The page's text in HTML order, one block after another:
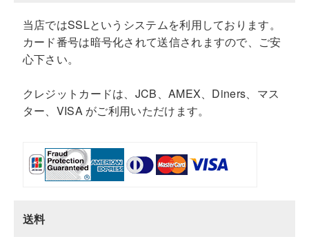
当店ではSSLというシステムを利用しております。
カード番号は暗号化されて送信されますので、ご安
心下さい。
クレジットカードは、JCB、AMEX、Diners、マス
ター、VISA がご利用いただけます。
送料